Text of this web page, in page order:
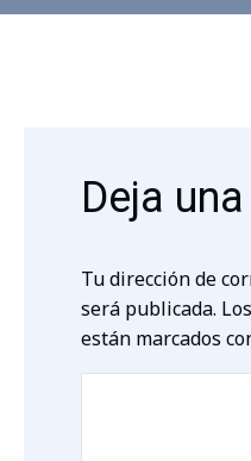
Deja
Tu dirección de
será publicada.
están marcados